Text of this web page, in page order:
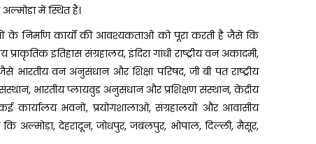
में स्थित हैं।
के निर्माण कार्यों की आवश्यकताओं को पूरा करती है जैसे कि
प्राकृतिक इतिहास संग्रहालय, इंदिरा गांधी राष्ट्रीय वन अकादमी,
भारतीय वन अनुसंधान और शिक्षा परिषद, जी बी पंत राष्ट्रीय
भारतीय प्लायवुड अनुसंधान और प्रशिक्षण संस्थान, केंद्रीय
कई कार्यालय भवनों, प्रयोगशालाओं, संग्रहालयों और आवासीय
अल्मोड़ा, देहरादून, जोधपुर, जबलपुर, भोपाल, दिल्ली, मैसूर,